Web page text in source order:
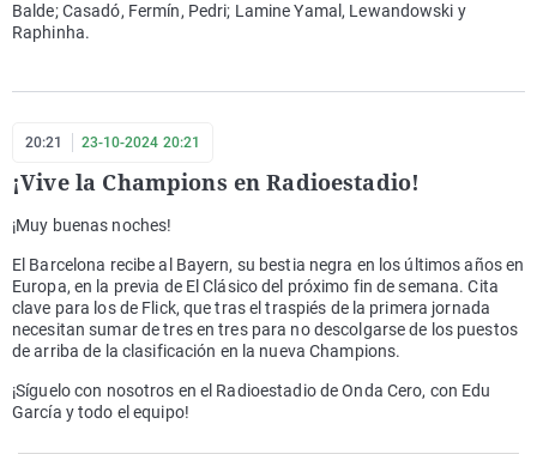
Balde; Casadó, Fermín, Pedri; Lamine Yamal, Lewandowski y
Raphinha.
20:21 23-10-2024 20:21
¡Vive la Champions en Radioestadio!
¡Muy buenas noches!
El Barcelona recibe al Bayern, su bestia negra en los últimos años en
Europa, en la previa de El Clásico del próximo fin de semana. Cita
clave para los de Flick, que tras el traspiés de la primera jornada
necesitan sumar de tres en tres para no descolgarse de los puestos
de arriba de la clasificación en la nueva Champions.
¡Síguelo con nosotros en el Radioestadio de Onda Cero, con Edu
García y todo el equipo!